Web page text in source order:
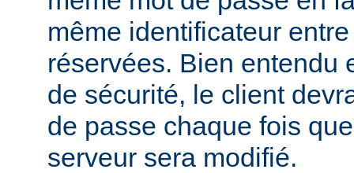
même identificateur
réservées. Bien entendu
de sécurité, le client
de passe chaque fois
serveur sera modifié.